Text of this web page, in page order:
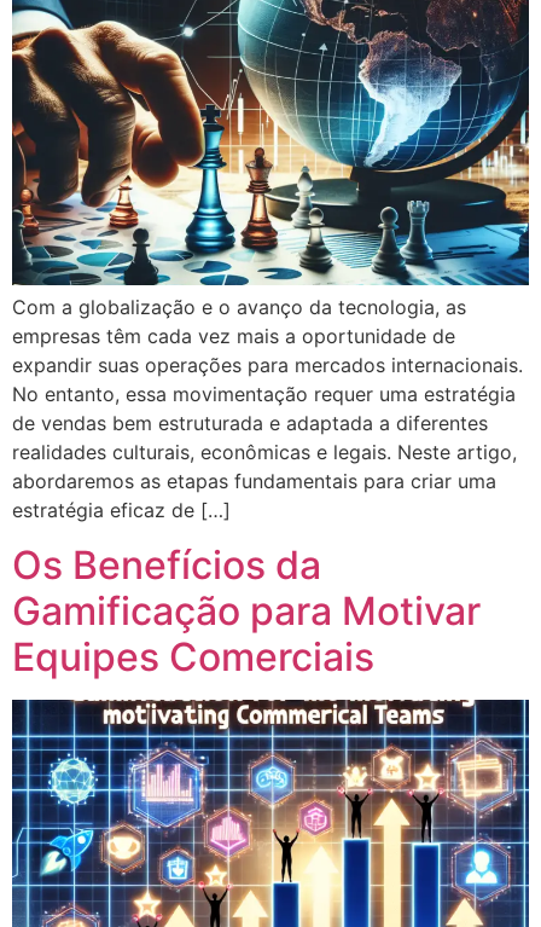
Com a globalização e o avanço da tecnologia, as
empresas têm cada vez mais a oportunidade de
expandir suas operações para mercados internacionais.
No entanto, essa movimentação requer uma estratégia
de vendas bem estruturada e adaptada a diferentes
realidades culturais, econômicas e legais. Neste artigo,
abordaremos as etapas fundamentais para criar uma
estratégia eficaz de […]
Os Benefícios da
Gamificação para Motivar
Equipes Comerciais